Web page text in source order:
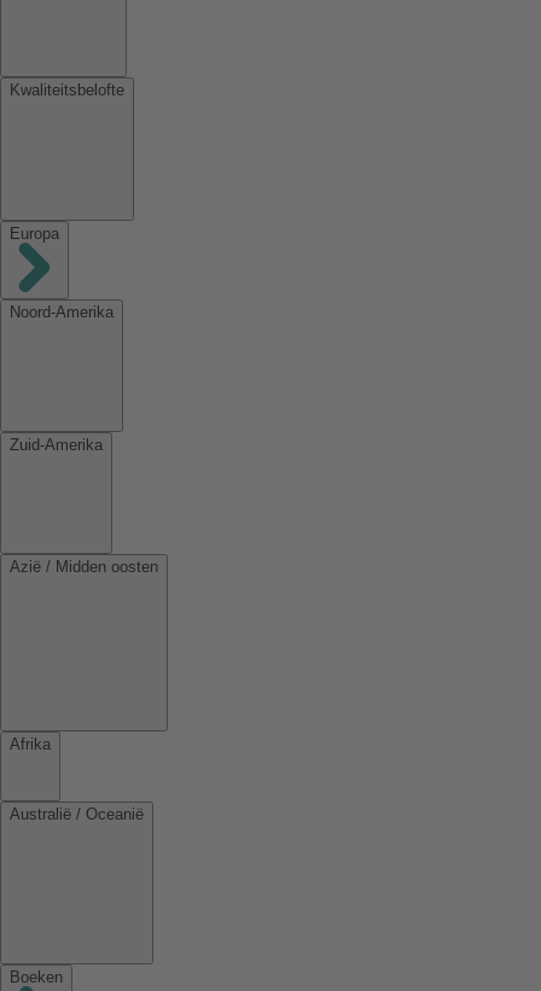
Kwaliteitsbelofte
Europa
Noord-Amerika
Zuid-Amerika
Azië / Midden oosten
Afrika
Australië / Oceanië
Boeken